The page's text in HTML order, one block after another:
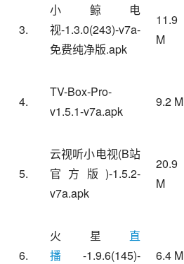
3.
小鲸电
视-1.3.0(243)-v7a-
免费纯净版.apk
11.9
M
4.
TV-Box-Pro-
v1.5.1-v7a.apk
9.2 M
5.
云视听小电视(B站
官方版)-1.5.2-
v7a.apk
20.9
M
6.
火星 直
播 -1.9.6(145)-
6.4 M